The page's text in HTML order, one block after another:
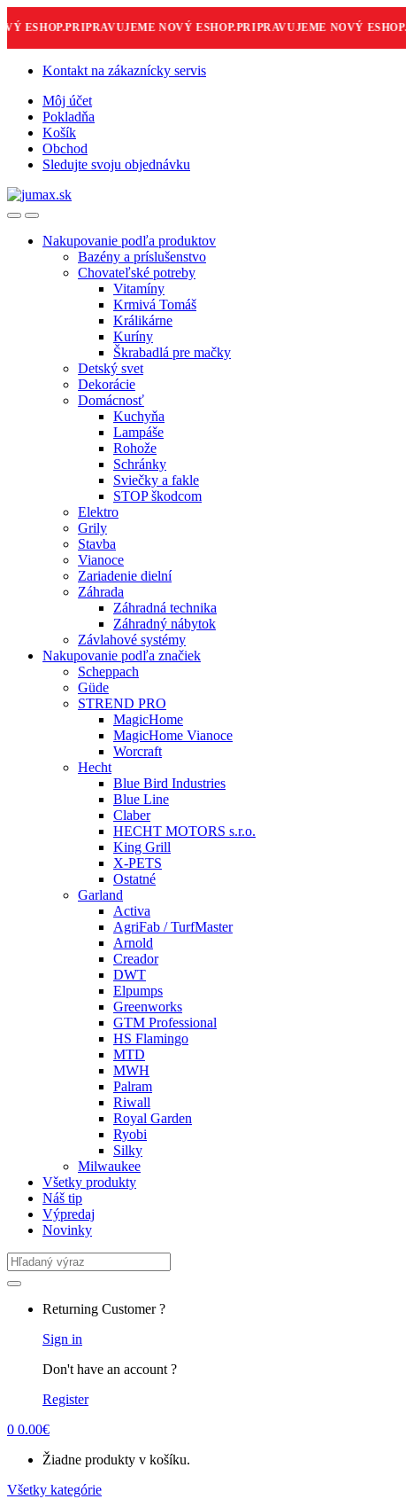
ESHOP.PRIPRAVUJEME NOVÝ ESHOP.PRIPRAVUJEME NOVÝ ESHOP.
Skip
navigation
Skip
content
Kontakt na zákaznícky servis
Môj účet
Pokladňa
Košík
Obchod
Sledujte svoju objednávku
Nakupovanie podľa produktov
Bazény a príslušenstvo
Chovateľské potreby
Vitamíny
Krmivá Tomáš
Králikárne
Kuríny
Škrabadlá pre mačky
Detský svet
Dekorácie
Domácnosť
Kuchyňa
Lampáše
Rohože
Schránky
Sviečky a fakle
STOP škodcom
Elektro
Grily
Stavba
Vianoce
Zariadenie dielní
Záhrada
Záhradná technika
Záhradný nábytok
Závlahové systémy
Nakupovanie podľa značiek
Scheppach
Güde
STREND PRO
MagicHome
MagicHome Vianoce
Worcraft
Hecht
Blue Bird Industries
Blue Line
Claber
HECHT MOTORS s.r.o.
King Grill
X-PETS
Ostatné
Garland
Activa
AgriFab / TurfMaster
Arnold
Creador
DWT
Elpumps
Greenworks
GTM Professional
HS Flamingo
MTD
MWH
Palram
Riwall
Royal Garden
Ryobi
Silky
Milwaukee
Všetky produkty
Náš tip
Výpredaj
Novinky
Search
for:
Returning Customer ?
Sign in
Don't have an account ?
Register
0 0.00€
Žiadne produkty v košíku.
Všetky kategórie